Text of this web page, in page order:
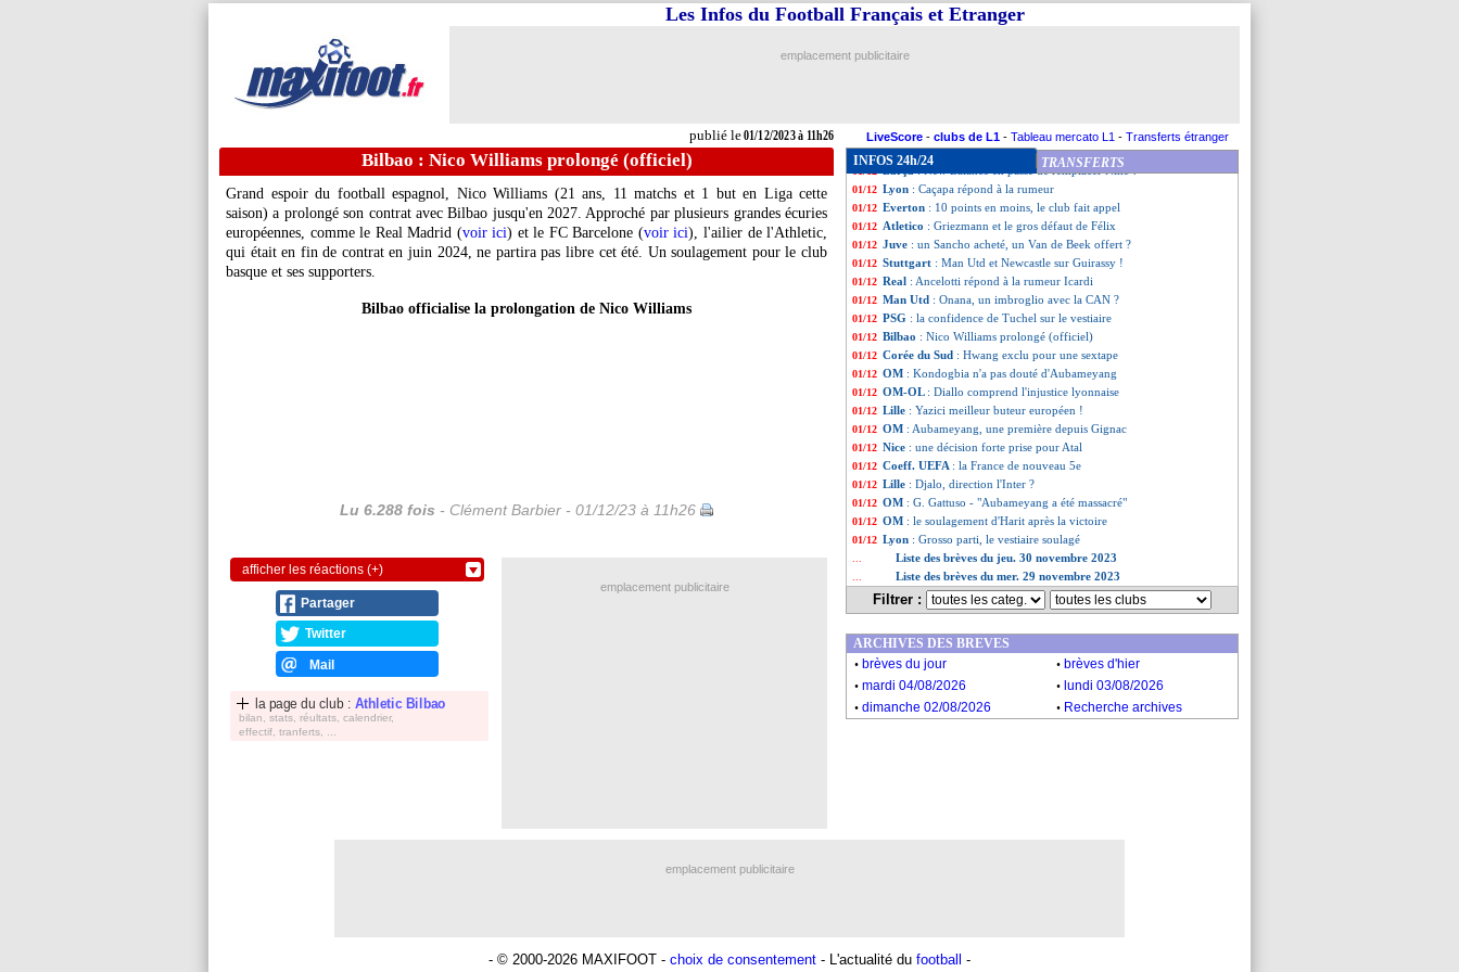
publié le01/12/2023 à 11h26
Les Infos du Football Français et Etranger
emplacement publicitaire
LiveScore - clubs de L1 - Tableau mercato L1 - Transferts étranger
Bilbao : Nico Williams prolongé (officiel)
Grand espoir du football espagnol, Nico Williams (21 ans, 11 matchs et 1 but en Liga cette
saison) a prolongé son contrat avec Bilbao jusqu'en 2027. Approché par plusieurs grandes écuries
européennes, comme le Real Madrid (voir ici) et le FC Barcelone (voir ici), l'ailier de l'Athletic,
qui était en fin de contrat en juin 2024, ne partira pas libre cet été. Un soulagement pour le club
basque et ses supporters.
Bilbao officialise la prolongation de Nico Williams
Lu 6.288 fois - Clément Barbier - 01/12/23 à 11h26
afficher les réactions (+)
Partager
Twitter
Mail
la page du club : Athletic Bilbao
bilan, stats, réultats, calendrier,
effectif, tranferts, ...
INFOS 24h/24 TRANSFERTS
01/12 Milan: pour Tonali, Maldini a dû se battre...
01/12 TdC: PSG-Toulouse se jouera bien au Parc
01/12 Monaco
01/12 PSG: Campos attendu au Brésil pour Moscardo
01/12 Milan: Maldini viré en plein objectif C1
: New Balance en passe de remplacer Nike ?
01/12 Lyon : Caçapa répond à la rumeur
01/12 Everton : 10 points en moins, le club fait appel
01/12 Atletico : Griezmann et le gros défaut de Félix
01/12 Juve : un Sancho acheté, un Van de Beek offert ?
01/12 Stuttgart : Man Utd et Newcastle sur Guirassy !
01/12 Real : Ancelotti répond à la rumeur Icardi
01/12 Man Utd : Onana, un imbroglio avec la CAN ?
01/12 PSG : la confidence de Tuchel sur le vestiaire
01/12 Bilbao : Nico Williams prolongé (officiel)
01/12 Corée du Sud : Hwang exclu pour une sextape
01/12 OM : Kondogbia n'a pas douté d'Aubameyang
01/12 OM-OL : Diallo comprend l'injustice lyonnaise
01/12 Lille : Yazici meilleur buteur européen !
01/12 OM : Aubameyang, une première depuis Gignac
01/12 Nice : une décision forte prise pour Atal
01/12 Coeff. UEFA : la France de nouveau 5e
01/12 Lille : Djalo, direction l'Inter ?
01/12 OM : G. Gattuso - "Aubameyang a été massacré"
01/12 OM : le soulagement d'Harit après la victoire
01/12 Lyon : Grosso parti, le vestiaire soulagé
Liste des brèves du jeu. 30 novembre 2023
Liste des brèves du mer. 29 novembre 2023
Filtrer :
emplacement publicitaire
ARCHIVES DES BREVES
. brèves du jour . brèves d'hier
. mardi 04/08/2026 . lundi 03/08/2026
. dimanche 02/08/2026 . Recherche archives
emplacement publicitaire
- © 2000-2026 MAXIFOOT - choix de consentement - L'actualité du football -